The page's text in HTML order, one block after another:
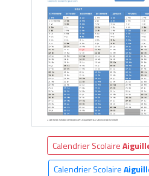
Calendrier Scolaire
Calendrier Scolaire